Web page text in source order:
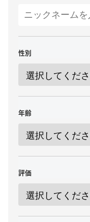
性別
年齢
評価